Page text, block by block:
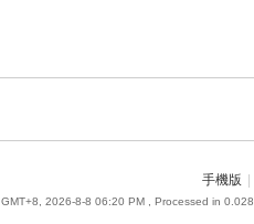
手機版
GMT+8, 2026-8-8 06:20 PM , Processed in